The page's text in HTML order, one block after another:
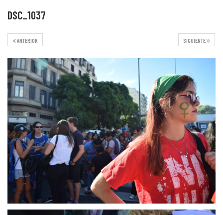
DSC_1037
SIGUIENTE
ANTERIOR